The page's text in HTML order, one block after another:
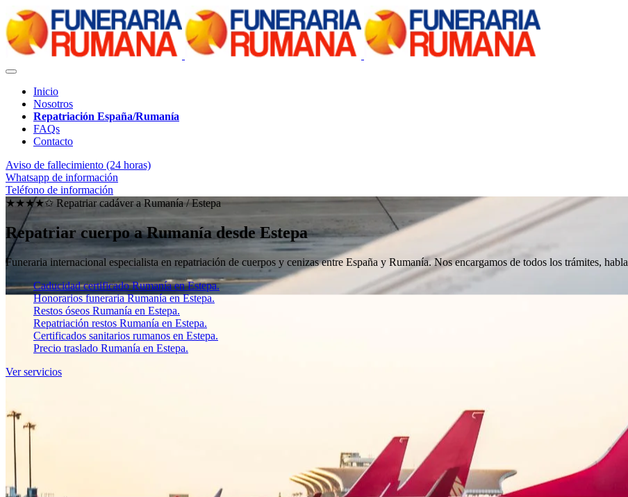
Inicio
Nosotros
Repatriación España/Rumanía
FAQs
Contacto
Aviso de fallecimiento (24 horas)
Whatsapp de información
Teléfono de información
★★★★✩ Repatriar cadáver a Rumanía /Estepa
Repatriar cuerpo a Rumanía desde Estepa
Funeraria internacional especialista en repatriación de cuerpos y cenizas entre España y Rumanía. Nos encargamos de todos los trámites,
Caducidad certificado Rumanía en Estepa.
Honorarios funeraria Rumanía en Estepa.
Restos óseos Rumanía en Estepa.
Repatriación restos Rumanía en Estepa.
Certificados sanitarios rumanos en Estepa.
Precio traslado Rumanía en Estepa.
Ver servicios